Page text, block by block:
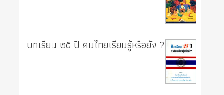
บทเรียน ๒๕ ปี คนไทยเรียนรู้หรือยัง ?